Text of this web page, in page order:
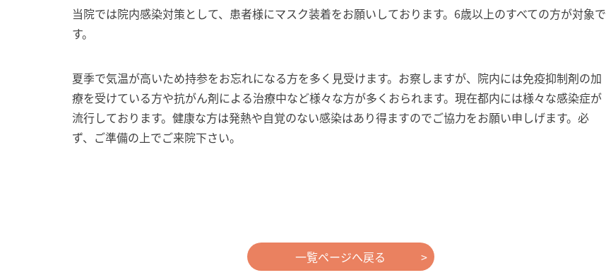
当院では院内感染対策として、患者様にマスク装着をお願いしております。6歳以上のすべての方が対象で
す。
夏季で気温が高いため持参をお忘れになる方を多く見受けます。お察しますが、院内には免疫抑制剤の加
療を受けている方や抗がん剤による治療中など様々な方が多くおられます。現在都内には様々な感染症が
流行しております。健康な方は発熱や自覚のない感染はあり得ますのでご協力をお願い申しげます。必
ず、ご準備の上でご来院下さい。
一覧ページへ戻る